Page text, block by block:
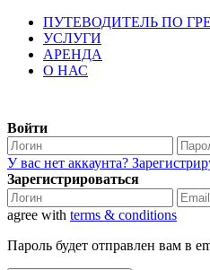
ПУТЕВОДИТЕЛЬ ПО
УСЛУГИ
АРЕНДА
О НАС
Войти
У вас нет аккаунта?
Зарегистрироваться
agree with terms & conditions
Пароль будет отправлен вам в